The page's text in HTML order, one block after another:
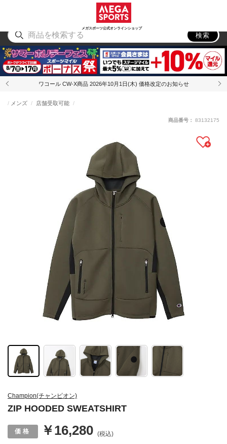
メガスポーツ公式オンラインショップ
アウトドア
検索
ワコール CW-X商品 2026年10月1日(木) 価格改定のお知らせ
Champion(チャンピオン)
ZIP HOODED SWEATSHIRT
メンズ 店舗受取可能
￥16,280 (税込)
商品番号： 83132175